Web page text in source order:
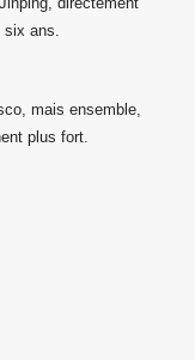
ans.
mais ensemble,
plus fort.